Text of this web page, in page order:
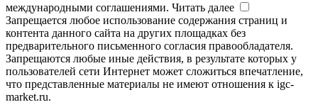
международными соглашениями. Читать далее
Запрещается любое использование содержания страниц и
контента данного сайта на других площадках без
предварительного письменного согласия правообладателя.
Запрещаются любые иные действия, в результате которых у
пользователей сети Интернет может сложиться впечатление,
что представленные материалы не имеют отношения к igc-
market.ru.